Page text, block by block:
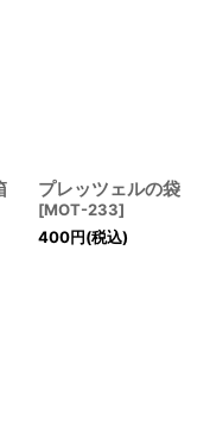
プレッツェルの袋
[MOT-233]
400円(税込)